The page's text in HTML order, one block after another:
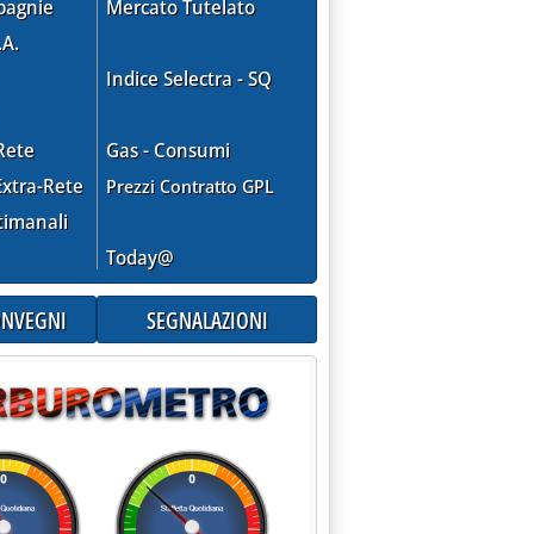
su export . '
Rete
Mercato Tutelato
Indice Selectra - SQ
Gas - Consumi
Prezzi Contratto GPL
Today@
SEGNALAZIONI